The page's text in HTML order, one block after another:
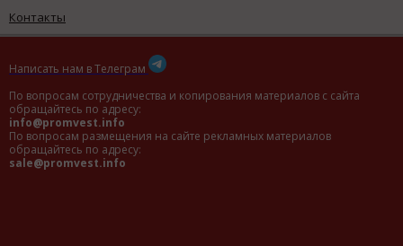
Контакты
Написать нам в Телеграм
По вопросам сотрудничества и копирования материалов с сайта
обращайтесь по адресу:
info@promvest.info
По вопросам размещения на сайте рекламных материалов
обращайтесь по адресу:
sale@promvest.info